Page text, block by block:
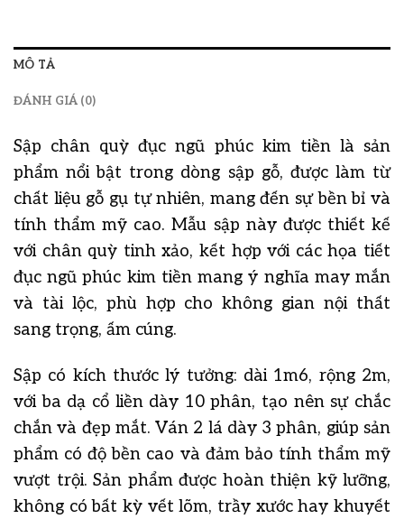
MÔ TẢ
ĐÁNH GIÁ (0)
Sập chân quỳ đục ngũ phúc kim tiền là sản
phẩm nổi bật trong dòng sập gỗ, được làm từ
chất liệu gỗ gụ tự nhiên, mang đến sự bền bỉ và
tính thẩm mỹ cao. Mẫu sập này được thiết kế
với chân quỳ tinh xảo, kết hợp với các họa tiết
đục ngũ phúc kim tiền mang ý nghĩa may mắn
và tài lộc, phù hợp cho không gian nội thất
sang trọng, ấm cúng.
Sập có kích thước lý tưởng: dài 1m6, rộng 2m,
với ba dạ cổ liền dày 10 phân, tạo nên sự chắc
chắn và đẹp mắt. Ván 2 lá dày 3 phân, giúp sản
phẩm có độ bền cao và đảm bảo tính thẩm mỹ
vượt trội. Sản phẩm được hoàn thiện kỹ lưỡng,
không có bất kỳ vết lõm, trầy xước hay khuyết